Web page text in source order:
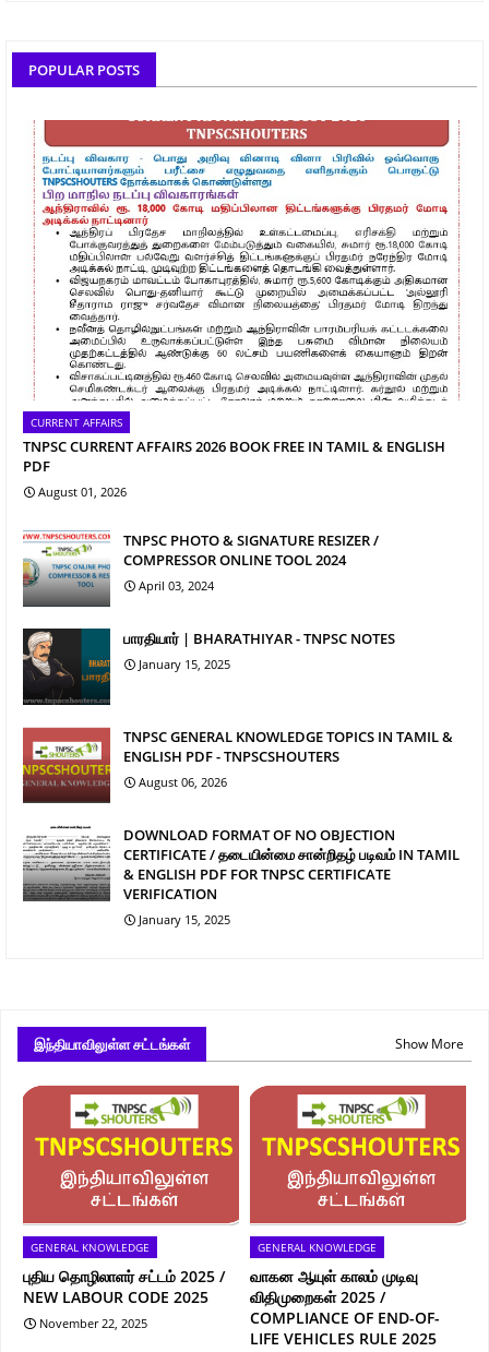
POPULAR POSTS
CURRENT AFFAIRS
TNPSC CURRENT AFFAIRS 2026 BOOK FREE IN TAMIL & ENGLISH
PDF
August 01, 2026
TNPSC PHOTO & SIGNATURE RESIZER /
COMPRESSOR ONLINE TOOL 2024
April 03, 2024
பாரதியார் | BHARATHIYAR - TNPSC NOTES
January 15, 2025
TNPSC GENERAL KNOWLEDGE TOPICS IN TAMIL &
ENGLISH PDF - TNPSCSHOUTERS
August 06, 2026
DOWNLOAD FORMAT OF NO OBJECTION
CERTIFICATE / தடையின்மை சான்றிதழ் படிவம் IN TAMIL
& ENGLISH PDF FOR TNPSC CERTIFICATE
VERIFICATION
January 15, 2025
இந்தியாவிலுள்ள சட்டங்கள் Show More
GENERAL KNOWLEDGE
புதிய தொழிலாளர் சட்டம் 2025 /
NEW LABOUR CODE 2025
November 22, 2025
GENERAL KNOWLEDGE
வாகன ஆயுள் காலம் முடிவு
விதிமுறைகள் 2025 /
COMPLIANCE OF END-OF-
LIFE VEHICLES RULE 2025